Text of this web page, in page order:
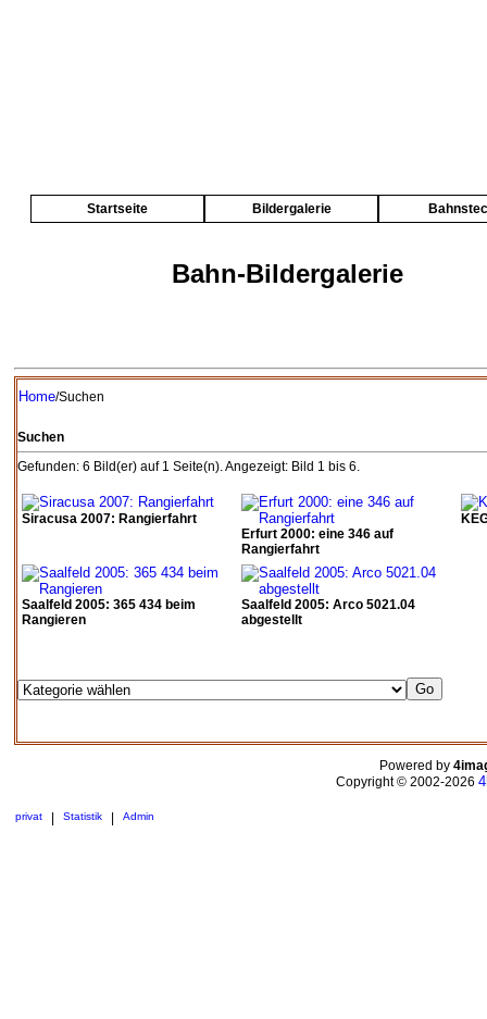
Startseite Bildergalerie
Bahn-Bildergalerie
Home/Suchen
Suchen
Gefunden: 6 Bild(er) auf 1 Seite(n). Angezeigt: Bild 1 bis 6.
Siracusa 2007: Rangierfahrt
Erfurt 2000: eine 346 auf
Rangierfahrt
Saalfeld 2005: 365 434 beim
Rangieren
Saalfeld 2005: Arco 5021.04
abgestellt
Powered by
Copyright © 2002-2026
privat Statistik Admin